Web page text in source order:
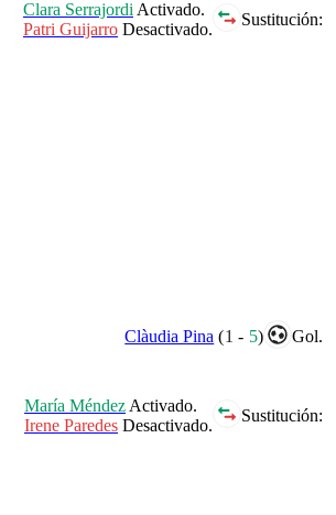
Sustitución:
Clara Serrajordi Activado.
Patri Guijarro Desactivado.
Gol.
Clàudia Pina (1 - 5)
Sustitución:
María Méndez Activado.
Irene Paredes Desactivado.